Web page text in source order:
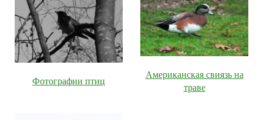
Фотографии птиц
Американская свиязь на
траве